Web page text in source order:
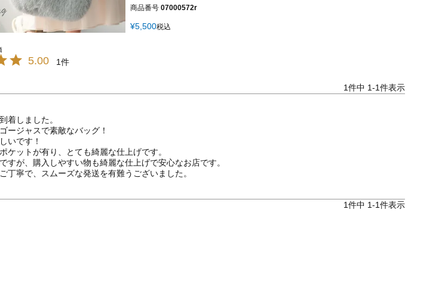
商品番号 07000572r
¥5,500税込
5.00 1
1件中 1-1件表示
着しました。
ージャスで素敵なバッグ！
いです！
ケットが有り、とても綺麗な仕上げです。
すが、購入しやすい物も綺麗な仕上げで安心なお店です。
丁寧で、スムーズな発送を有難うございました。
1件中 1-1件表示